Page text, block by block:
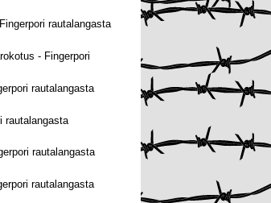
rautalangasta
- Fingerpori
rautalangasta
rautalangasta
rautalangasta
rautalangasta